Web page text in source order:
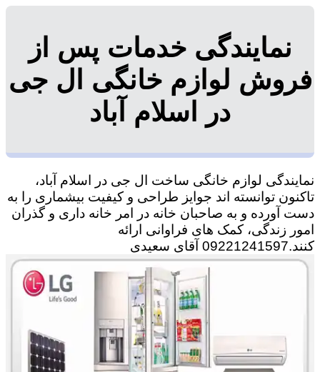
نمایندگی خدمات پس از
فروش لوازم خانگی ال جی
در اسلام آباد
نمایندگی لوازم خانگی ساخت ال جی در اسلام آباد،
تاکنون توانسته اند جوایز طراحی و کیفیت بیشماری را به
دست آورده و به صاحبان خانه در امر خانه داری و گذران
امور زندگی، کمک های فراوانی ارائه
کنند.09221241597 آقای سعیدی